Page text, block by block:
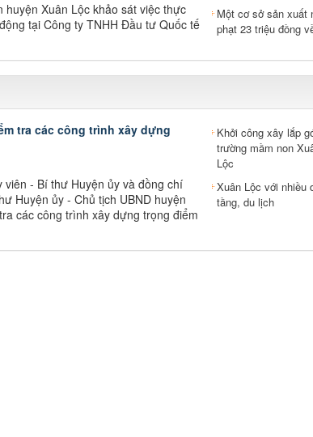
huyện Xuân Lộc khảo sát việc thực
tại Công ty TNHH Đầu tư Quốc tế
Một cơ sở sản xuất
phạt 23 triệu đồng
tra các công trình xây dựng
- Bí thư Huyện ủy và đồng chí
Huyện ủy - Chủ tịch UBND huyện
các công trình xây dựng trọng điểm
Khởi công xây lắp
trường mầm non
Lộc
Xuân Lộc với nhiều
tầng, du lịch